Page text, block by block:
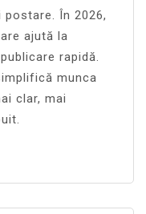
În 2026,
ajută la
rapidă.
munca
clar, mai